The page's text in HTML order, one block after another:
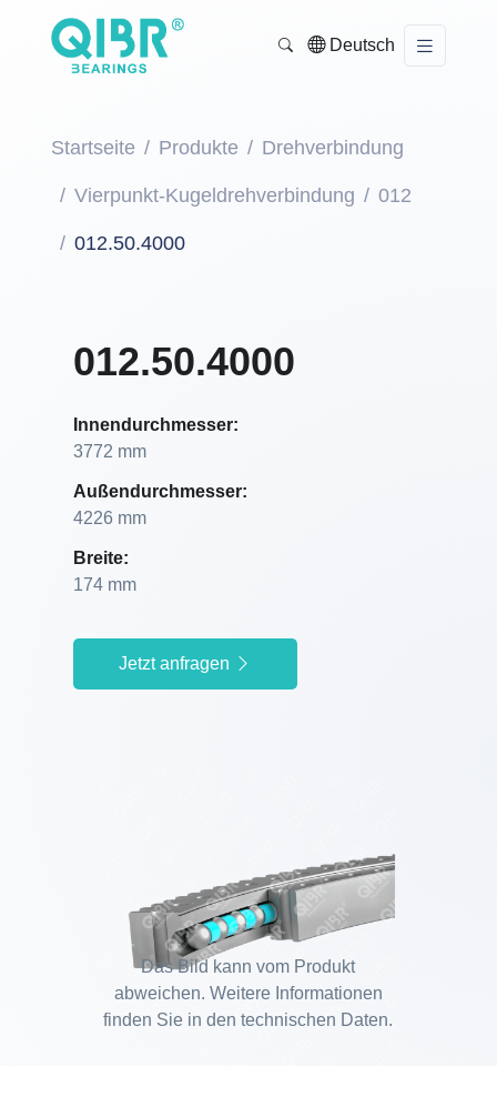
Deutsch
Startseite Produkte Drehverbindung
Vierpunkt-Kugeldrehverbindung 012
012.50.4000
012.50.4000
Innendurchmesser:
3772 mm
Außendurchmesser:
4226 mm
Breite:
174 mm
Jetzt anfragen
Das Bild kann vom Produkt
abweichen. Weitere Informationen
finden Sie in den technischen Daten.